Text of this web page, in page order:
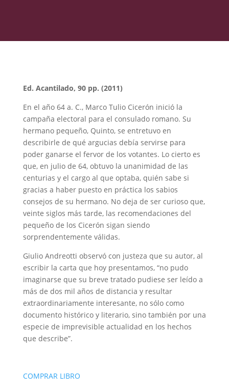
Ed. Acantilado, 90 pp. (2011)
En el año 64 a. C., Marco Tulio Cicerón inició la
campaña electoral para el consulado romano. Su
hermano pequeño, Quinto, se entretuvo en
describirle de qué argucias debía servirse para
poder ganarse el fervor de los votantes. Lo cierto es
que, en julio de 64, obtuvo la unanimidad de las
centurias y el cargo al que optaba, quién sabe si
gracias a haber puesto en práctica los sabios
consejos de su hermano. No deja de ser curioso que,
veinte siglos más tarde, las recomendaciones del
pequeño de los Cicerón sigan siendo
sorprendentemente válidas.
​Giulio Andreotti observó con justeza que su autor, al
escribir la carta que hoy presentamos, “no pudo
imaginarse que su breve tratado pudiese ser leído a
más de dos mil años de distancia y resultar
extraordinariamente interesante, no sólo como
documento histórico y literario, sino también por una
especie de imprevisible actualidad en los hechos
que describe”.
COMPRAR LIBRO